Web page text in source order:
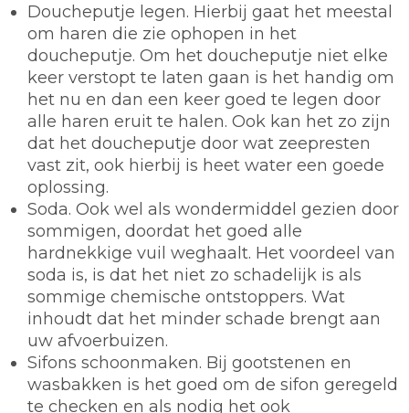
Doucheputje legen. Hierbij gaat het meestal
om haren die zie ophopen in het
doucheputje. Om het doucheputje niet elke
keer verstopt te laten gaan is het handig om
het nu en dan een keer goed te legen door
alle haren eruit te halen. Ook kan het zo zijn
dat het doucheputje door wat zeepresten
vast zit, ook hierbij is heet water een goede
oplossing.
Soda. Ook wel als wondermiddel gezien door
sommigen, doordat het goed alle
hardnekkige vuil weghaalt. Het voordeel van
soda is, is dat het niet zo schadelijk is als
sommige chemische ontstoppers. Wat
inhoudt dat het minder schade brengt aan
uw afvoerbuizen.
Sifons schoonmaken. Bij gootstenen en
wasbakken is het goed om de sifon geregeld
te checken en als nodig het ook